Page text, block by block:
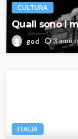
CULTURA
Quali sono i
god 3 anni
ITALIA